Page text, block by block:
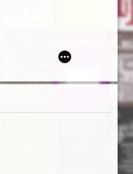
przykościelnych
latach 30. XX wieku
: materiały sesji